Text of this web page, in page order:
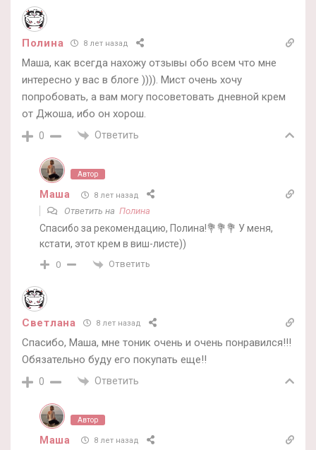
Полина 8 лет назад
Маша, как всегда нахожу отзывы обо всем что мне
интересно у вас в блоге )))). Мист очень хочу
попробовать, а вам могу посоветовать дневной крем
от Джоша, ибо он хорош.
0 Ответить
Автор
Маша 8 лет назад
Ответить на Полина
Спасибо за рекомендацию, Полина!💐💐💐 У меня,
кстати, этот крем в виш-листе))
0 Ответить
Светлана 8 лет назад
Спасибо, Маша, мне тоник очень и очень понравился!!!
Обязательно буду его покупать еще!!
0 Ответить
Автор
Маша 8 лет назад